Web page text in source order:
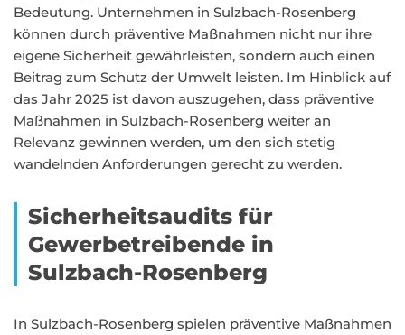
Bedeutung. Unternehmen in Sulzbach-Rosenberg
können durch präventive Maßnahmen nicht nur ihre
eigene Sicherheit gewährleisten, sondern auch einen
Beitrag zum Schutz der Umwelt leisten. Im Hinblick auf
das Jahr 2025 ist davon auszugehen, dass präventive
Maßnahmen in Sulzbach-Rosenberg weiter an
Relevanz gewinnen werden, um den sich stetig
wandelnden Anforderungen gerecht zu werden.
Sicherheitsaudits für
Gewerbetreibende in
Sulzbach-Rosenberg
In Sulzbach-Rosenberg spielen präventive Maßnahmen